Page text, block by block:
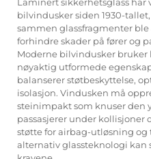
bilvindusker siden 1930-
sammen glassfragmenter
forhindre skader på fører og
Moderne bilvindusker
nøyaktig utformede
balanserer støtbeskyttelse,
isolasjon. Vindusken må
steinimpakt som knuser den
passasjerer under
støtte for airbag-utløsning
alternativ glassteknologi kan